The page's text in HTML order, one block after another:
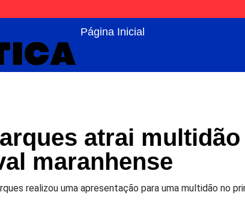
Página Inicial
atrai
maranhense
realizou uma apresentação para uma multidão no